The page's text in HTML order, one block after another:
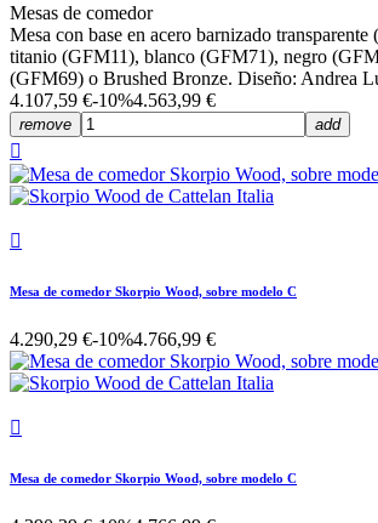
Mesas de comedor
Mesa con base en acero barnizado
titanio (GFM11), blanco (GFM71), negro
(GFM69) o Brushed Bronze. Diseño: Andrea
4.107,59 €-10%4.563,99 €
remove add


Mesa de comedor Skorpio Wood, sobre modelo C
4.290,29 €-10%4.766,99 €

Mesa de comedor Skorpio Wood, sobre modelo C